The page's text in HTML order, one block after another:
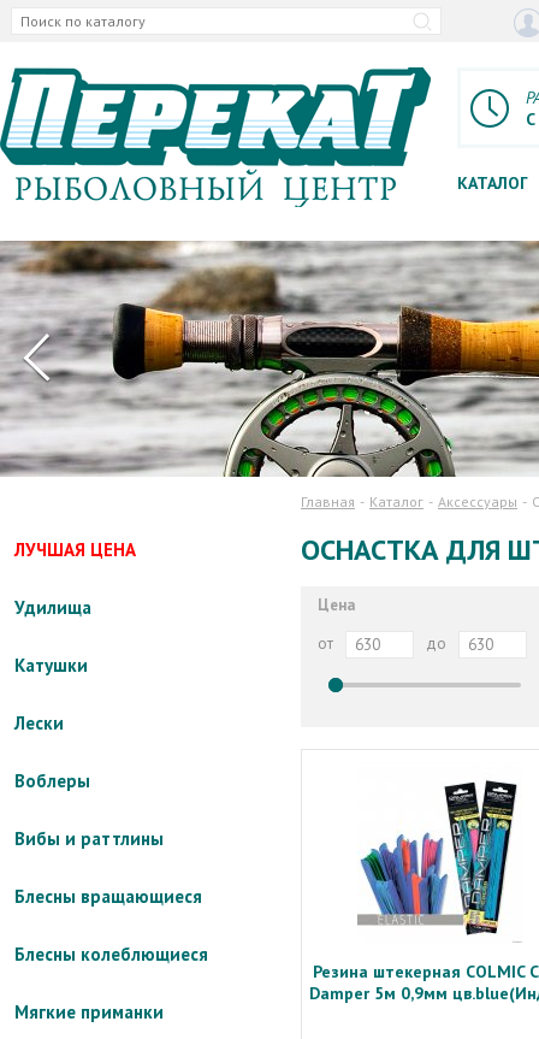
КАТАЛОГ
ЛУЧШАЯ ЦЕНА
Удилища
Катушки
Лески
Воблеры
Вибы и раттлины
Блесны вращающиеся
Блесны колеблющиеся
Мягкие приманки
Главная Каталог Аксессуары
ОСНАСТКА ДЛЯ
Цена
от
до
Резина штекерная COLMIC
Damper 5м 0,9мм